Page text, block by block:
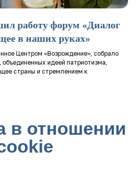
работу форум «Диалог
в наших руках»
Центром «Возрождение», собрало
идеей патриотизма,
страны и стремлением к